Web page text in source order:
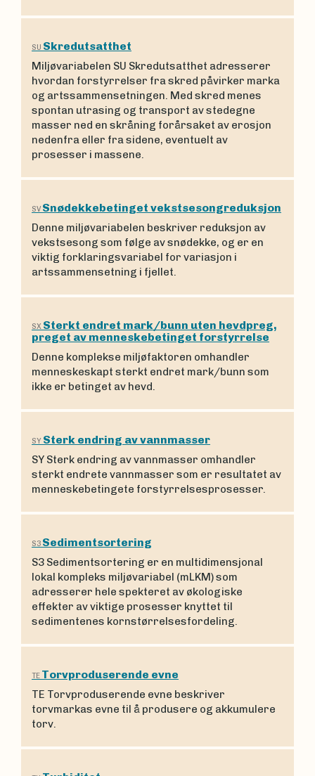
SU Skredutsatthet
Miljøvariabelen SU Skredutsatthet adresserer
hvordan forstyrrelser fra skred påvirker marka
og artssammensetningen. Med skred menes
spontan utrasing og transport av stedegne
masser ned en skråning forårsaket av erosjon
nedenfra eller fra sidene, eventuelt av
prosesser i massene.
SV Snødekkebetinget vekstsesongreduksjon
Denne miljøvariabelen beskriver reduksjon av
vekstsesong som følge av snødekke, og er en
viktig forklaringsvariabel for variasjon i
artssammensetning i fjellet.
SX Sterkt endret mark/bunn uten hevdpreg,
preget av menneskebetinget forstyrrelse
Denne komplekse miljøfaktoren omhandler
menneskeskapt sterkt endret mark/bunn som
ikke er betinget av hevd.
SY Sterk endring av vannmasser
SY Sterk endring av vannmasser omhandler
sterkt endrete vannmasser som er resultatet av
menneskebetingete forstyrrelsesprosesser.
S3 Sedimentsortering
S3 Sedimentsortering er en multidimensjonal
lokal kompleks miljøvariabel (mLKM) som
adresserer hele spekteret av økologiske
effekter av viktige prosesser knyttet til
sedimentenes kornstørrelsesfordeling.
TE Torvproduserende evne
TE Torvproduserende evne beskriver
torvmarkas evne til å produsere og akkumulere
torv.